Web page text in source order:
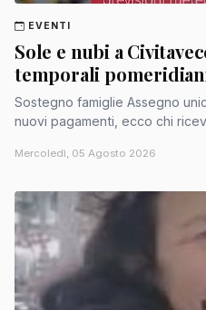
EVENTI
Sole e nubi a
temporali
Sostegno famiglie Assegno
nuovi pagamenti, ecco chi
Mercoledì, 05 Agosto 2026